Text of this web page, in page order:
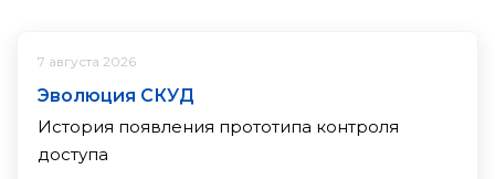
7 августа 2026
Эволюция СКУД
История появления прототипа контроля
доступа